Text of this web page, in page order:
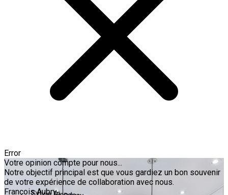
Error
Votre opinion compte pour nous...
Notre objectif principal est que vous gardiez un bon souvenir
de votre expérience de collaboration avec nous.
François Aubry